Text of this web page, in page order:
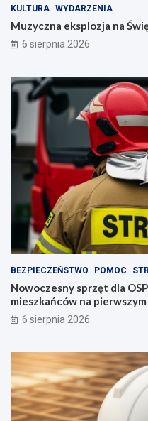
KULTURA WYDARZENIA
Muzyczna eksplozja na
6 sierpnia 2026
BEZPIECZEŃSTWO POMOC
Nowoczesny sprzęt dla
mieszkańców na
6 sierpnia 2026